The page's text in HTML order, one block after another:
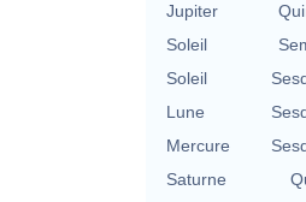
Jupiter
Soleil
Soleil
Lune
Mercure
Saturne